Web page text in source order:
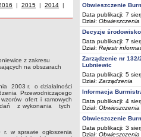
z roku z roku
| Zarządzenia z roku
2015 | Zarządzenia z roku
2014 |
Zarządzenia z roku
ogłoszenia otwartego konkursu ofert na
osób przebywających na obszarach
z zakresu
na obszarach
2003 r. o działalności
Przewodniczącego
ofert i ramowych
z wykonania tych
w sprawie ogłoszenia
Obwieszczenie
Data publikacji: 7
Dział: Obwieszczenia
Decyzje
Data publikacji: 7
Dział: Rejestr
Zarządzenie nr
Lubniewic
Data publikacji: 5
Dział: Zarządzenia
Informacja
Data publikacji: 4
Dział: Obwieszczenia
Obwieszczenie
Data publikacji: 3
Dział: Obwieszczenia